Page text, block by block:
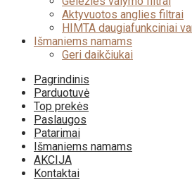
Aktyvuotos anglies filtrai
HIMTA daugiafunkciniai
Išmaniems namams
Geri daikčiukai
Skip
content
Pagrindinis
Parduotuvė
Top prekės
Paslaugos
Patarimai
Išmaniems namams
AKCIJA
Kontaktai